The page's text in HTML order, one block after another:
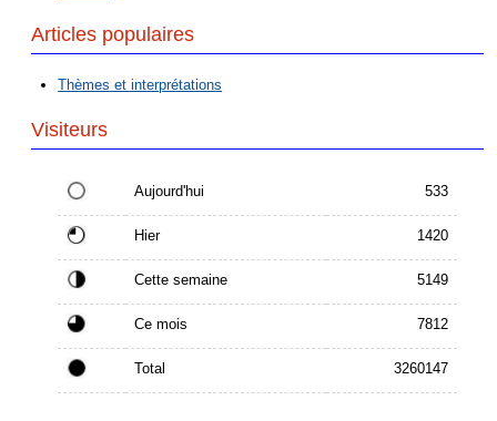
Articles populaires
Thèmes et interprétations
Visiteurs
Aujourd'hui 533
Hier 1420
Cette semaine 5149
Ce mois 7812
Total 3260147